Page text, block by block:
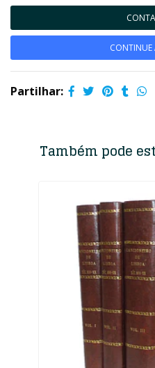
CONTINUE
Partilhar:
Também pode